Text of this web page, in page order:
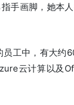
手画脚，她本
工中，有大约
云计算以及